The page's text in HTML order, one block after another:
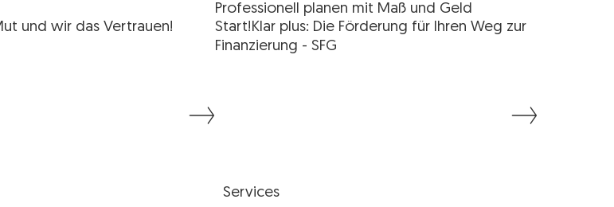
und wir das Vertrauen!
Professionell planen mit Maß und Geld
Start!Klar plus: Die Förderung für Ihren Weg zur
Finanzierung - SFG
Services